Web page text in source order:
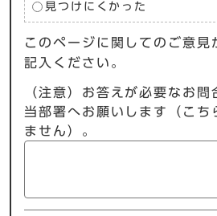
見つけにくかった
このページに関してのご意見
記入ください。
（注意）お答えが必要なお問
当部署へお願いします（こち
ません）。